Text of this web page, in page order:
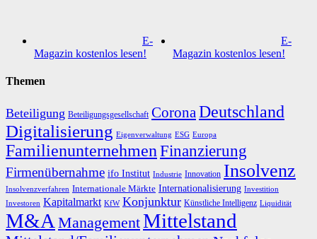
E-
Magazin kostenlos lesen!
E-
Magazin kostenlos lesen!
Themen
Beteiligung Beteiligungsgesellschaft CoronaDeutschland
Digitalisierung Eigenverwaltung ESG Europa
FamilienunternehmenFinanzierung
Firmenübernahme ifo Institut Industrie Innovation Insolvenz
Insolvenzverfahren Internationale Märkte Internationalisierung Investition
Investoren Kapitalmarkt KfW Konjunktur Künstliche Intelligenz Liquidität
M&A ManagementMittelstand